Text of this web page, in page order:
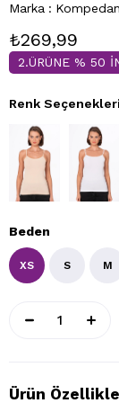
Marka : Kompedan
₺269,99
2.ÜRÜNE % 50
Renk Seçenekleri
Beden
XS S M
Ürün